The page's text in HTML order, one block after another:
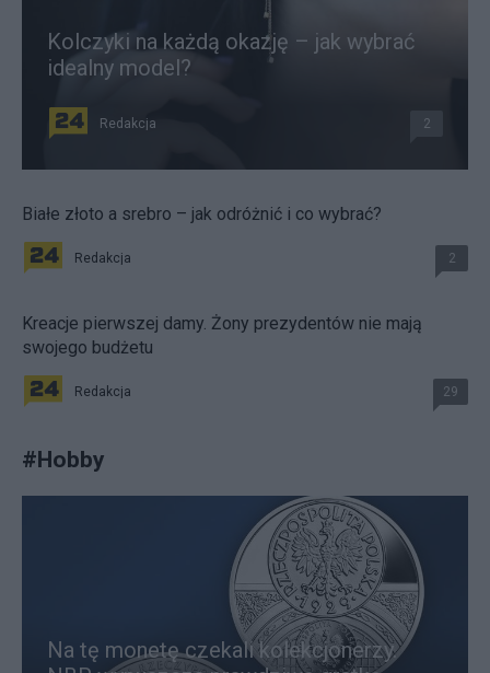
Kolczyki na każdą okazję – jak wybrać
idealny model?
Redakcja 2
Białe złoto a srebro – jak odróżnić i co wybrać?
Redakcja 2
Kreacje pierwszej damy. Żony prezydentów nie mają
swojego budżetu
Redakcja 29
#Hobby
Na tę monetę czekali kolekcjonerzy.